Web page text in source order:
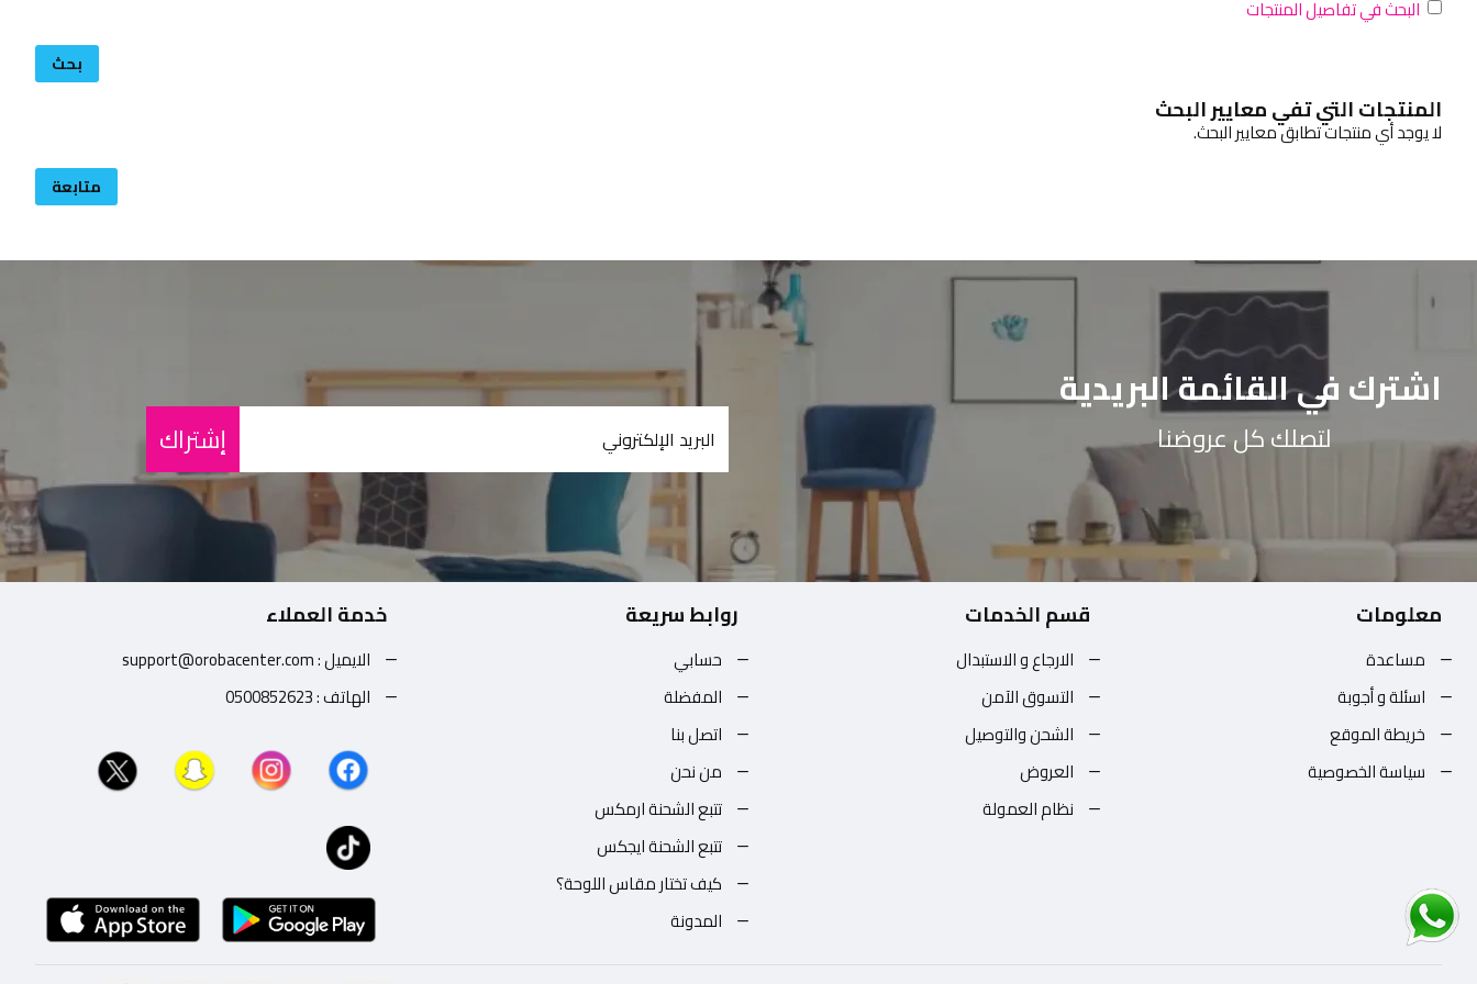
البحث في تفاصيل المنتجات
بحث
المنتجات التي تفي معايير البحث
لا يوجد أي منتجات تطابق معايير البحث.
متابعة
اشترك في القائمة البريدية
لتصلك كل عروضنا إشتراك
معلومات
مساعدة
اسئلة و أجوبة
خريطة الموقع
سياسة الخصوصية
قسم الخدمات
الارجاع و الاستبدال
التسوق الآمن
الشحن والتوصيل
العروض
نظام العمولة
روابط سريعة
حسابي
المفضلة
اتصل بنا
من نحن
تتبع الشحنة ارمكس
تتبع الشحنة ايجكس
كيف تختار مقاس اللوحة؟
المدونة
خدمة العملاء
الايميل : support@orobacenter.com
الهاتف : 0500852623